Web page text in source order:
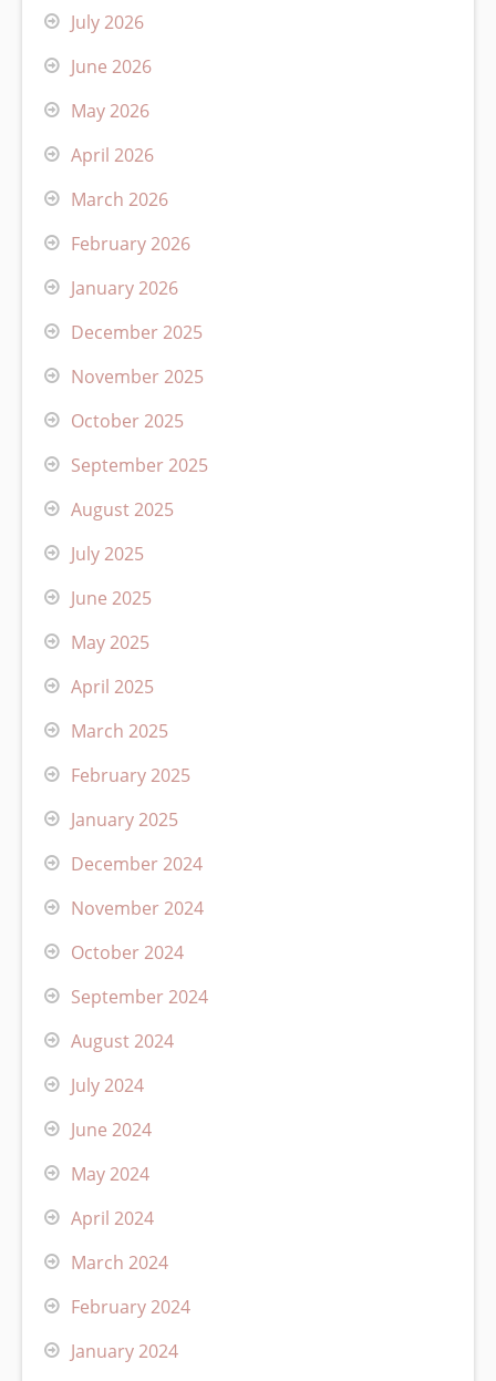
July 2026
June 2026
May 2026
April 2026
March 2026
February 2026
January 2026
December 2025
November 2025
October 2025
September 2025
August 2025
July 2025
June 2025
May 2025
April 2025
March 2025
February 2025
January 2025
December 2024
November 2024
October 2024
September 2024
August 2024
July 2024
June 2024
May 2024
April 2024
March 2024
February 2024
January 2024